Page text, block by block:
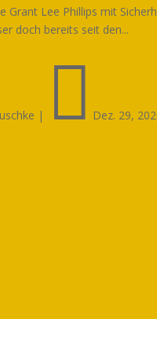
Grant Lee Phillips mit
doch bereits seit den...
|  Dez. 29,